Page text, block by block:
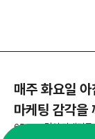
매주 화요일 아
마케팅 감각을
65,043명의 마케터를